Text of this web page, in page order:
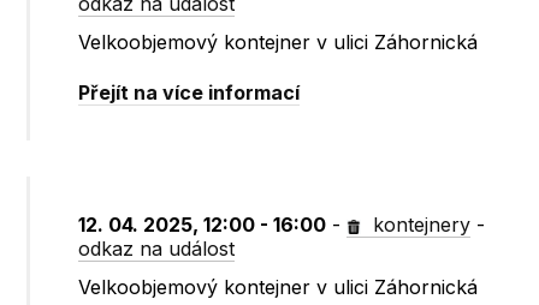
Velkoobjemový kontejner v ulici Záhornická
Přejít na více informací
12. 04. 2025, 12:00 - 16:00 - kontejnery -
odkaz na událost
Velkoobjemový kontejner v ulici Záhornická